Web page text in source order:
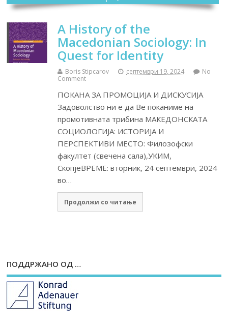
A History of the
Macedonian Sociology: In
Quest for Identity
Boris Stipcarov септември 19, 2024
No
Comment
ПОКАНА ЗА ПРОМОЦИЈА И ДИСКУСИЈА
Задоволство ни е да Ве поканиме на
промотивната трибина МАКЕДОНСКАТА
СОЦИОЛОГИЈА: ИСТОРИЈА И
ПЕРСПЕКТИВИ МЕСТО: Филозофски
факултет (свечена сала),УКИМ,
СкопјеВРЕМЕ: вторник, 24 септември, 2024
во…
Продолжи со читање
ПОДДРЖАНО ОД …